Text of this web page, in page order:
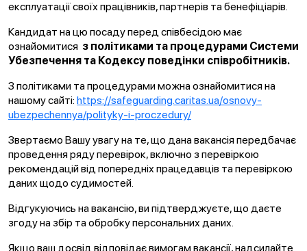
експлуатації своїх працівників, партнерів та бенефіціарів.
Кандидат на цю посаду перед співбесідою має
ознайомитися з політиками та процедурами Системи
Убезпечення та Кодексу поведінки співробітників.
З політиками та процедурами можна ознайомитися на
нашому сайті: https://safeguarding.caritas.ua/osnovy-
ubezpechennya/polityky-i-proczedury/
Звертаємо Вашу увагу на те, що дана вакансія передбачає
проведення ряду перевірок, включно з перевіркою
рекомендацій від попередніх працедавців та перевіркою
даних щодо судимостей.
Відгукуючись на вакансію, ви підтверджуєте, що даєте
згоду на збір та обробку персональних даних.
Якщо ваш досвід відповідає вимогам вакансії, надсилайте